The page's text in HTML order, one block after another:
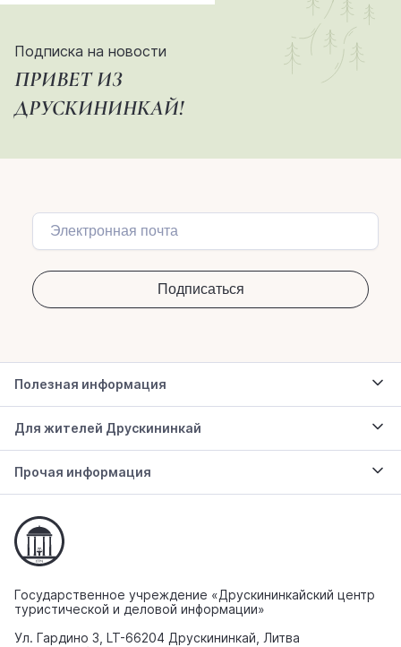
Подписка на новости
ПРИВЕТ ИЗ
ДРУСКИНИНКАЙ!
Полезная информация
Для жителей Друскининкай
Прочая информация
Государственное учреждение «Друскининкайский центр
туристической и деловой информации»
Ул. Гардино 3, LT-66204 Друскининкай, Литва